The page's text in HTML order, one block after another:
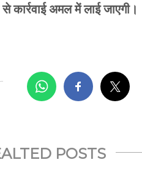
कार्रवाई अमल में लाई जाएगी।
POSTS